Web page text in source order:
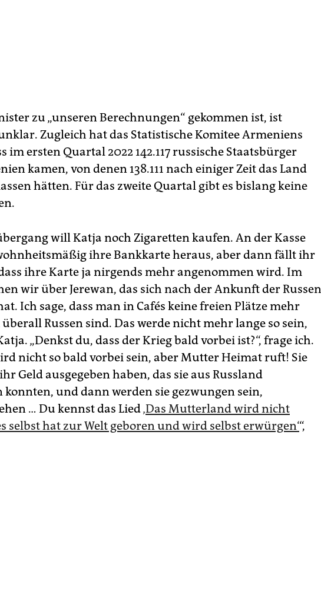
zu „unseren Berechnungen“ gekommen ist, ist
Zugleich hat das Statistische Komitee Armeniens
im ersten Quartal 2022 142.117 russische Staatsbürger
kamen, von denen 138.111 nach einiger Zeit das Land
hätten. Für das zweite Quartal gibt es bislang keine
will Katja noch Zigaretten kaufen. An der Kasse
ihre Bankkarte heraus, aber dann fällt ihr
ihre Karte ja nirgends mehr angenommen wird. Im
wir über Jerewan, das sich nach der Ankunft der Russen
Ich sage, dass man in Cafés keine freien Plätze mehr
Russen sind. Das werde nicht mehr lange so sein,
„Denkst du, dass der Krieg bald vorbei ist?“, frage ich.
nicht so bald vorbei sein, aber Mutter Heimat ruft! Sie
Geld ausgegeben haben, das sie aus Russland
und dann werden sie gezwungen sein,
… Du kennst das Lied‚Das Mutterland wird nicht
selbst hat zur Welt geboren und wird selbst erwürgen‘“,